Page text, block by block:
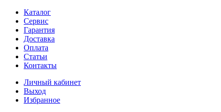
Каталог
Сервис
Гарантия
Доставка
Оплата
Статьи
Контакты
Личный кабинет
Выход
Избранное